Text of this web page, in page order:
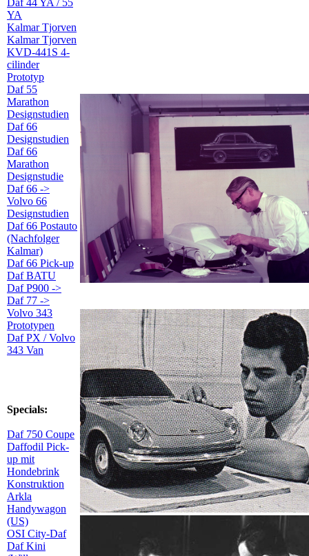
YA
Kalmar Tjorven
Kalmar Tjorven
KVD-441S 4-
cilinder
Prototyp
Daf 55
Marathon
Designstudien
Daf 66
Designstudien
Daf 66
Marathon
Designstudie
Daf 66 ->
Volvo 66
Designstudien
Daf 66 Postauto
(Nachfolger
Kalmar)
Daf 66 Pick-up
Daf BATU
Daf P900 ->
Daf 77 ->
Volvo 343
Prototypen
Daf PX / Volvo
343 Van
Specials:
Daf 750 Coupe
Daffodil Pick-
up mit
Hondebrink
Konstruktion
Arkla
Handywagon
(US)
OSI City-Daf
Daf Kini